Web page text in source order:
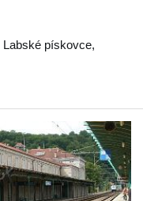
Labské pískovce,